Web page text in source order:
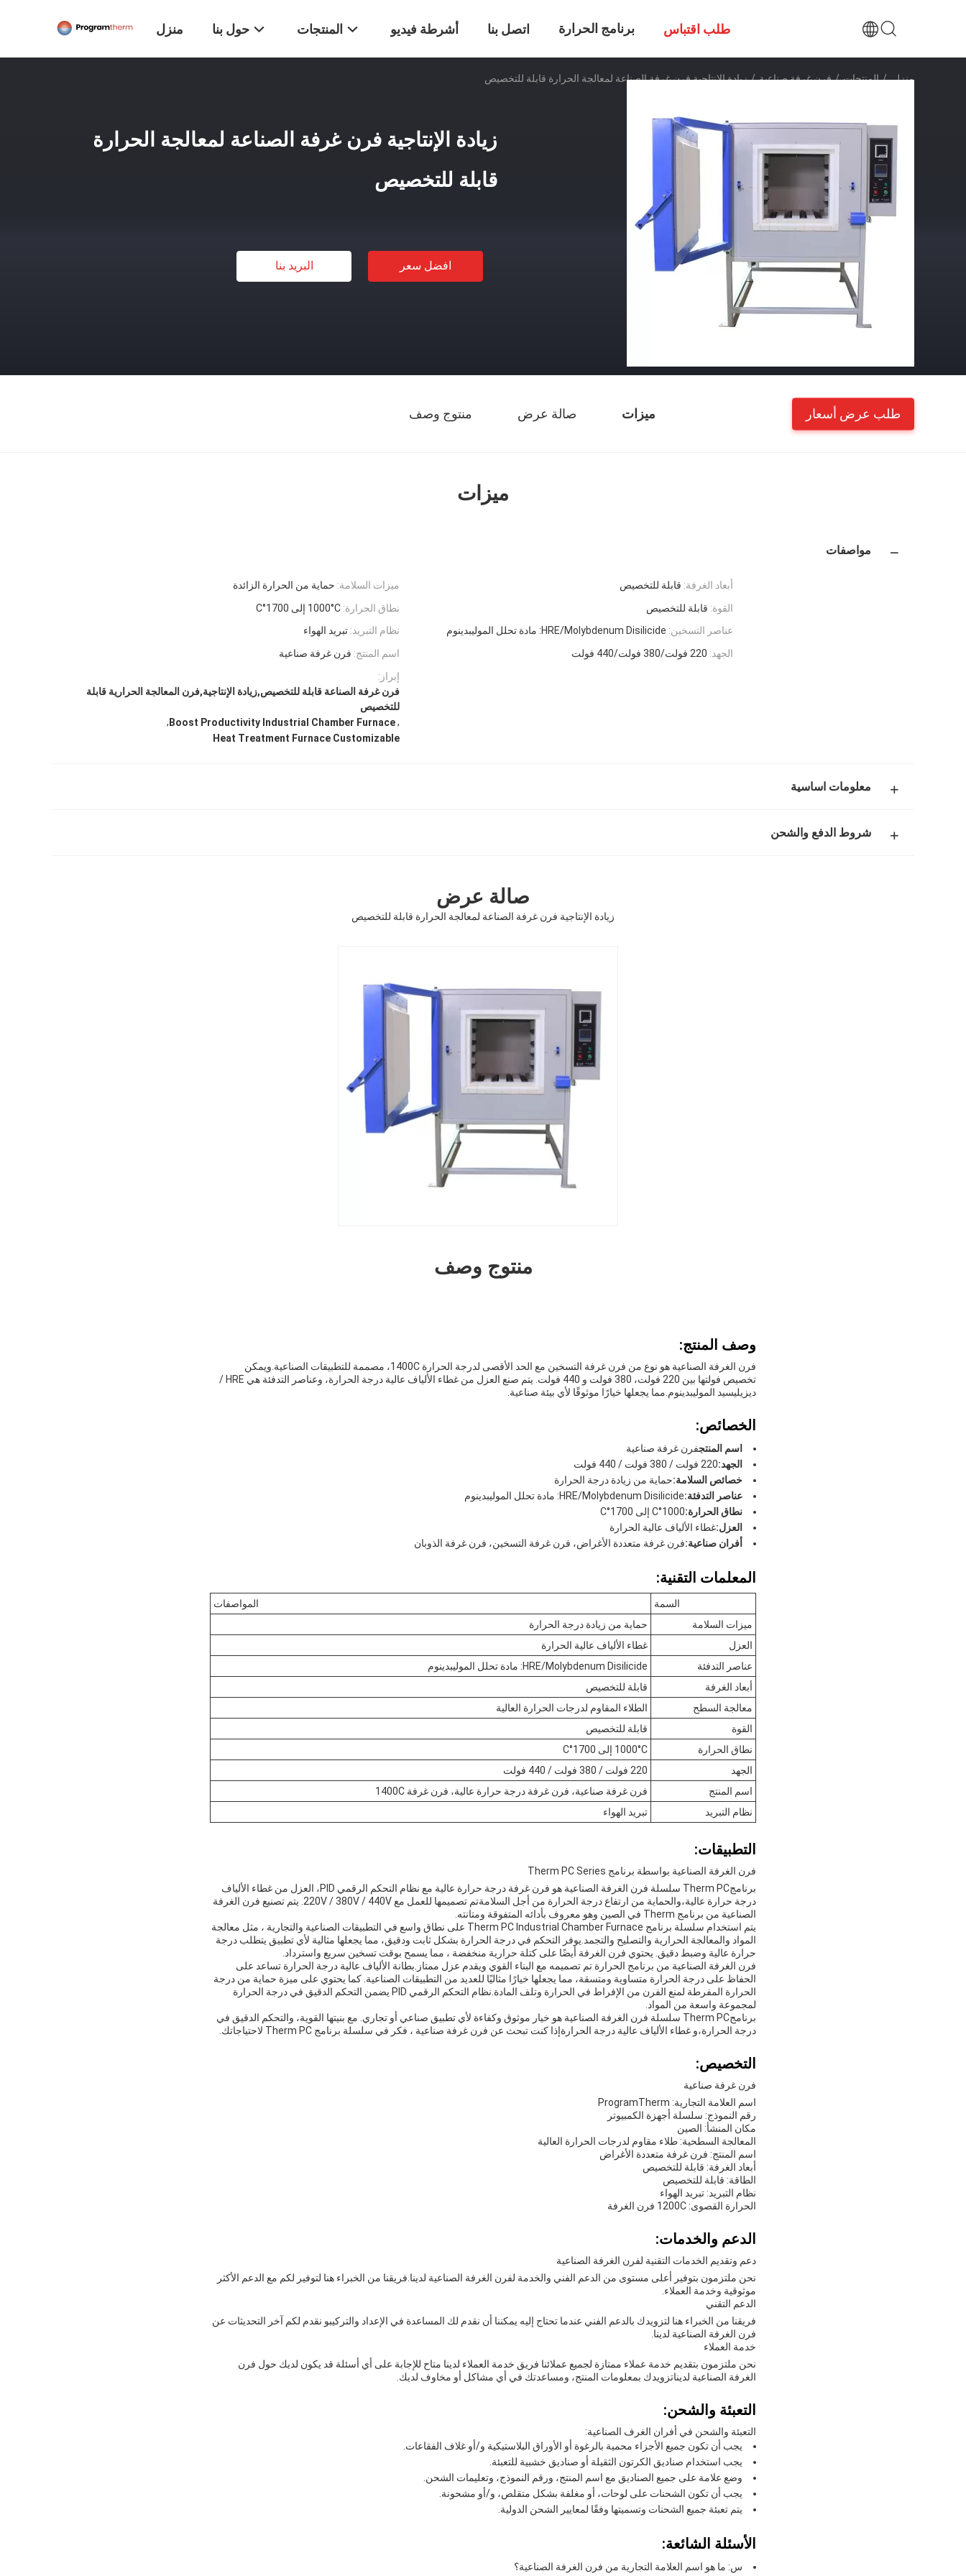
منزل حول بنا المنتجات أشرطة فيديو اتصل بنا برنامج الحرارة طلب اقتباس
منزل / المنتجات / فرن غرفة صناعية / زيادة الإنتاجية فرن غرفة الصناعة لمعالجة الحرارة قابلة للتخصيص
زيادة الإنتاجية فرن غرفة الصناعة لمعالجة الحرارة
قابلة للتخصيص
افضل سعر البريد بنا
ميزات صالة عرض منتوج وصف طلب عرض أسعار
ميزات
مواصفات
ميزات السلامة: حماية من الحرارة الزائدة أبعاد الغرفة: قابلة للتخصيص
نطاق الحرارة: 1000°C إلى 1700°C القوة: قابلة للتخصيص
نظام التبريد: تبريد الهواء عناصر التسخين: HRE/Molybdenum Disilicide: مادة تحلل الموليبدينوم
اسم المنتج: فرن غرفة صناعية الجهد: 220 فولت/380 فولت/440 فولت
إبراز:
فرن غرفة الصناعة قابلة للتخصيص,زيادة الإنتاجية,فرن المعالجة الحرارية قابلة
للتخصيص
,
Boost Productivity Industrial Chamber Furnace
,
Heat Treatment Furnace Customizable
معلومات اساسية
شروط الدفع والشحن
صالة عرض
زيادة الإنتاجية فرن غرفة الصناعة لمعالجة الحرارة قابلة للتخصيص
منتوج وصف
وصف المنتج:
فرن الغرفة الصناعية هو نوع من فرن غرفة التسخين مع الحد الأقصى لدرجة الحرارة 1400C، مصممة للتطبيقات الصناعية.ويمكن
تخصيص فولتها بين 220 فولت، 380 فولت و 440 فولت. يتم صنع العزل من غطاء الألياف عالية درجة الحرارة، وعناصر التدفئة هي HRE /
ديزيليسيد الموليبدينوم.مما يجعلها خيارًا موثوقًا لأي بيئة صناعية.
الخصائص:
اسم المنتجفرن غرفة صناعية
الجهد:220 فولت / 380 فولت / 440 فولت
خصائص السلامة:حماية من زيادة درجة الحرارة
عناصر التدفئة:HRE/Molybdenum Disilicide: مادة تحلل الموليبدينوم
نطاق الحرارة:1000°C إلى 1700°C
العزل:غطاء الألياف عالية الحرارة
أفران صناعية:فرن غرفة متعددة الأغراض، فرن غرفة التسخين، فرن غرفة الذوبان
المعلمات التقنية:
السمة
المواصفات
ميزات السلامة
حماية من زيادة درجة الحرارة
العزل
غطاء الألياف عالية الحرارة
عناصر التدفئة
HRE/Molybdenum Disilicide: مادة تحلل الموليبدينوم
أبعاد الغرفة
قابلة للتخصيص
معالجة السطح
الطلاء المقاوم لدرجات الحرارة العالية
القوة
قابلة للتخصيص
نطاق الحرارة
1000°C إلى 1700°C
الجهد
220 فولت / 380 فولت / 440 فولت
اسم المنتج
فرن غرفة صناعية، فرن غرفة درجة حرارة عالية، فرن غرفة 1400C
نظام التبريد
تبريد الهواء
التطبيقات:
فرن الغرفة الصناعية بواسطة برنامج Therm PC Series
برنامجTherm PC سلسلة فرن الغرفة الصناعية هو فرن غرفة درجة حرارة عالية مع نظام التحكم الرقمي PID، العزل من غطاء الألياف
درجة حرارة عالية،والحماية من ارتفاع درجة الحرارة من أجل السلامةتم تصميمها للعمل مع 220V / 380V / 440V. يتم تصنيع فرن الغرفة
الصناعية من برنامج Therm في الصين وهو معروف بأدائه المتفوقة ومتانته.
يتم استخدام سلسلة برنامج Therm PC Industrial Chamber Furnace على نطاق واسع في التطبيقات الصناعية والتجارية ، مثل معالجة
المواد والمعالجة الحرارية والتصليح والتجمد.يوفر التحكم في درجة الحرارة بشكل ثابت ودقيق، مما يجعلها مثالية لأي تطبيق يتطلب درجة
حرارة عالية وضبط دقيق. يحتوي فرن الغرفة أيضًا على كتلة حرارية منخفضة ، مما يسمح بوقت تسخين سريع واسترداد.
فرن الغرفة الصناعية من برنامج الحرارة تم تصميمه مع البناء القوي ويقدم عزل ممتاز.بطانة الألياف عالية درجة الحرارة تساعد على
الحفاظ على درجة الحرارة متساوية ومتسقة، مما يجعلها خيارًا مثاليًا للعديد من التطبيقات الصناعية. كما يحتوي على ميزة حماية من درجة
الحرارة المفرطة لمنع الفرن من الإفراط في الحرارة وتلف المادة.نظام التحكم الرقمي PID يضمن التحكم الدقيق في درجة الحرارة
لمجموعة واسعة من المواد.
برنامجTherm PC سلسلة فرن الغرفة الصناعية هو خيار موثوق وكفاءة لأي تطبيق صناعي أو تجاري. مع بنيتها القوية، والتحكم الدقيق في
درجة الحرارة،و غطاء الألياف عالية درجة الحرارةإذا كنت تبحث عن فرن غرفة صناعية ، فكر في سلسلة برنامج Therm PC لاحتياجاتك.
التخصيص:
فرن غرفة صناعية
اسم العلامة التجارية: ProgramTherm
رقم النموذج: سلسلة أجهزة الكمبيوتر
مكان المنشأ: الصين
المعالجة السطحية: طلاء مقاوم لدرجات الحرارة العالية
اسم المنتج: فرن غرفة متعددة الأغراض
أبعاد الغرفة: قابلة للتخصيص
الطاقة: قابلة للتخصيص
نظام التبريد: تبريد الهواء
الحرارة القصوى: 1200C فرن الغرفة
الدعم والخدمات:
دعم وتقديم الخدمات التقنية لفرن الغرفة الصناعية
نحن ملتزمون بتوفير أعلى مستوى من الدعم الفني والخدمة لفرن الغرفة الصناعية لدينا.فريقنا من الخبراء هنا لتوفير لكم مع الدعم الأكثر
موثوقية وخدمة العملاء.
الدعم التقني
فريقنا من الخبراء هنا لتزويدك بالدعم الفني عندما تحتاج إليه يمكننا أن نقدم لك المساعدة في الإعداد والتركيبو نقدم لكم آخر التحديثات عن
فرن الغرفة الصناعية لدينا.
خدمة العملاء
نحن ملتزمون بتقديم خدمة عملاء ممتازة لجميع عملائنا فريق خدمة العملاء لدينا متاح للإجابة على أي أسئلة قد يكون لديك حول فرن
الغرفة الصناعية لديناتزويدك بمعلومات المنتج، ومساعدتك في أي مشاكل أو مخاوف لديك.
التعبئة والشحن:
التعبئة والشحن في أفران الغرف الصناعية:
يجب أن تكون جميع الأجزاء محمية بالرغوة أو الأوراق البلاستيكية و/أو غلاف الفقاعات.
يجب استخدام صناديق الكرتون الثقيلة أو صناديق خشبية للتعبئة.
وضع علامة على جميع الصناديق مع اسم المنتج، ورقم النموذج، وتعليمات الشحن.
يجب أن تكون الشحنات على لوحات، أو مغلفة بشكل متقلص، و/أو مشحونة.
يتم تعبئة جميع الشحنات وتسميتها وفقًا لمعايير الشحن الدولية.
الأسئلة الشائعة:
س: ما هو اسم العلامة التجارية من فرن الغرفة الصناعية؟